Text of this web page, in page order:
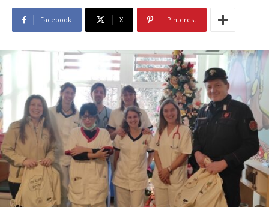
Facebook X Pinterest